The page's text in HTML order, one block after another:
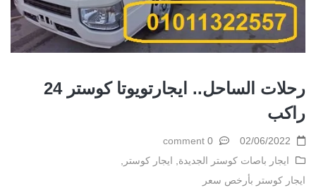
رحلات الساحل.. ايجارتويوتا كوستر 24
راكب
02/06/2022
ايجار باصات كوستر الجديدة
ايجار كوستر
ايجار كوستر بأرخص سعر
0 comment